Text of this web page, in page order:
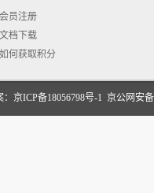
会员注册
文档下载
如何获取积分
京ICP备18056798号-1 京公网安备